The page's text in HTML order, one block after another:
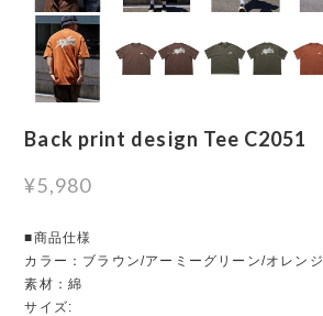
Back print design Tee C2051
¥5,980
■商品仕様
カラー：ブラウン/アーミーグリーン/オレンジ
素材：綿
サイズ: